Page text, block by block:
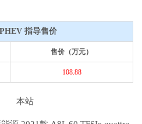
指导售价
售价（万元）
108.88